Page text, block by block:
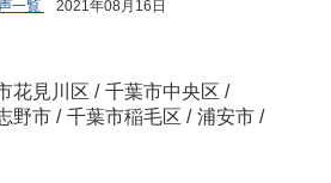
一覧 2021年08月16日
花見川区 / 千葉市中央区 /
野市 / 千葉市稲毛区 / 浦安市 /